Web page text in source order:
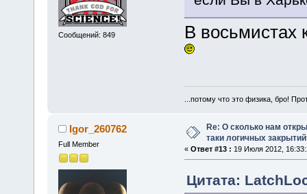
Сообщений: 849 В восьмистах
...потому что это физика, бро!
Igor_260762
Full Member
Re: О сколько нам
таки логичных
« Ответ #13 : 19 Июля 2012,
Цитата: